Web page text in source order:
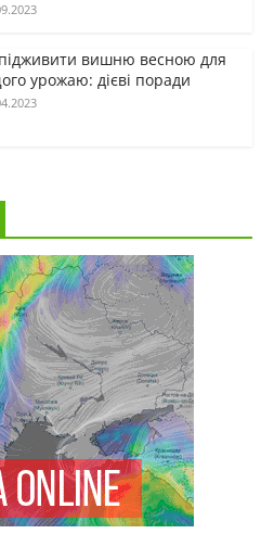
вишню весною для
урожаю: дієві поради